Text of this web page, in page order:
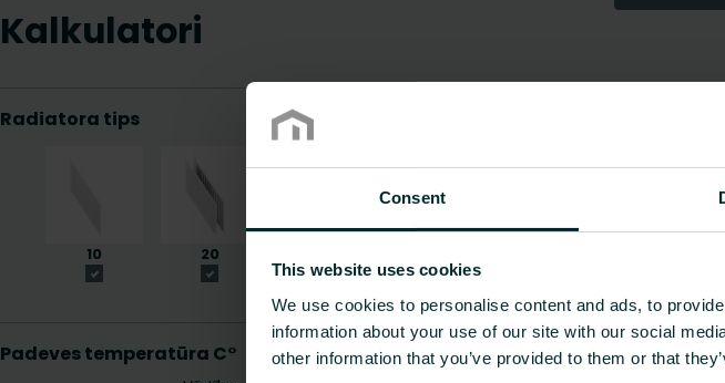
Consent
This website uses cookies
We use cookies to personalise content and ads, to
information about your use of our site with our social
other information that you’ve provided to them or that
Kalkulatori